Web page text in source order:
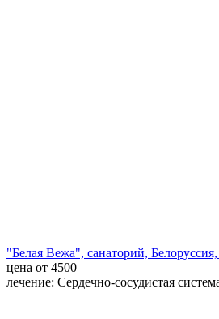
"Белая Вежа", санаторий,
цена от 4500
лечение: Сердечно-сосудистая